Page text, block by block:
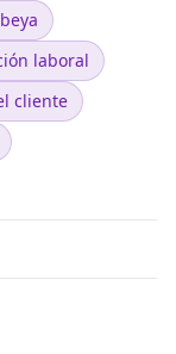
laboral
cliente